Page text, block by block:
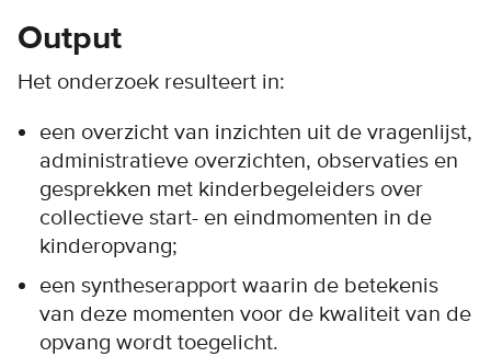
Output
Het onderzoek resulteert in:
een overzicht van inzichten uit de vragenlijst,
administratieve overzichten, observaties en
gesprekken met kinderbegeleiders over
collectieve start- en eindmomenten in de
kinderopvang;
een syntheserapport waarin de betekenis
van deze momenten voor de kwaliteit van de
opvang wordt toegelicht.